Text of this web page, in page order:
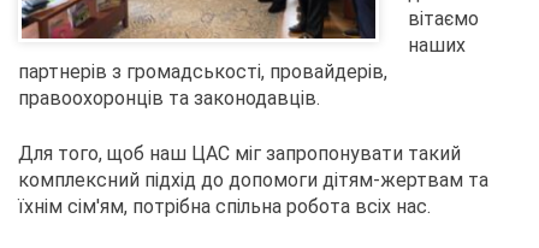
вітаємо
наших
партнерів з громадськості, провайдерів,
правоохоронців та законодавців.
Для того, щоб наш ЦАС міг запропонувати такий
комплексний підхід до допомоги дітям-жертвам та
їхнім сім'ям, потрібна спільна робота всіх нас.